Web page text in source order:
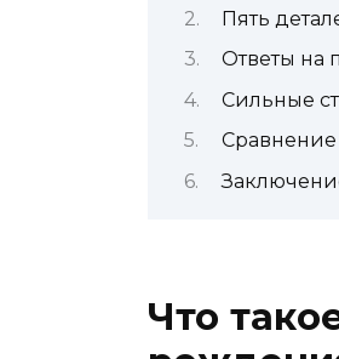
Пять
Ответы на
Сильные
Сравнение
Что